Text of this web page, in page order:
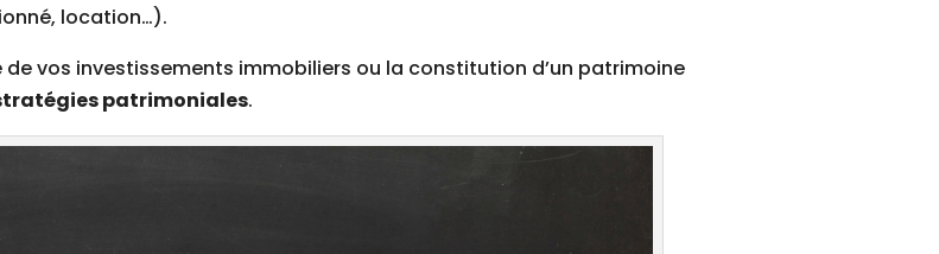
location…).
vos investissements immobiliers ou la constitution d’un patrimoine
patrimoniales.